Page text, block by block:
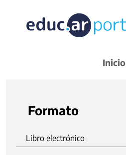
Inicio
Formato
Libro electrónico